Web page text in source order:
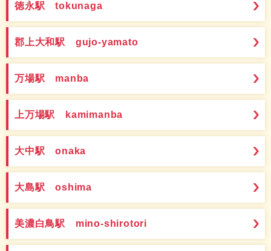
徳永駅 tokunaga
郡上大和駅 gujo-yamato
万場駅 manba
上万場駅 kamimanba
大中駅 onaka
大島駅 oshima
美濃白鳥駅 mino-shirotori